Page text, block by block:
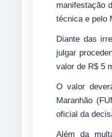
manifestação
técnica e pelo
Diante das
julgar
valor de R$ 5
O valor
Maranhão
oficial da
Além da